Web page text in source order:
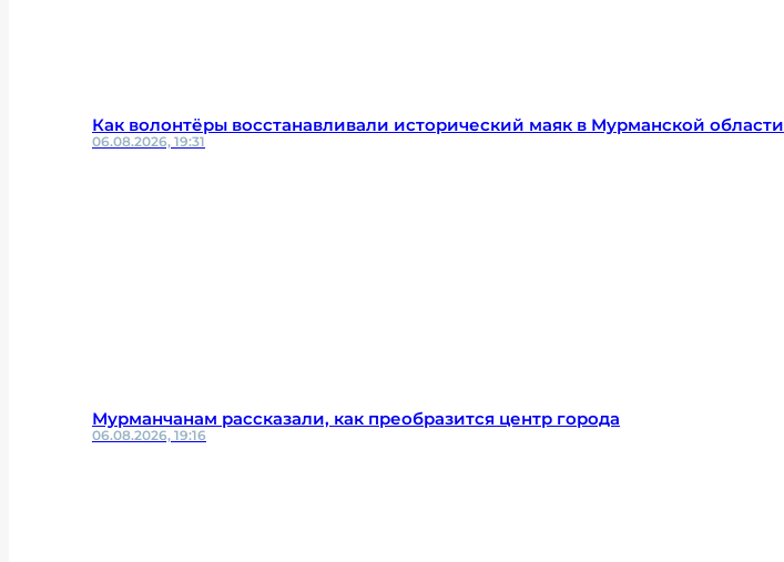
Как волонтёры восстанавливали исторический маяк в Мурманской области
06.08.2026, 19:31
Мурманчанам рассказали, как преобразится центр города
06.08.2026, 19:16